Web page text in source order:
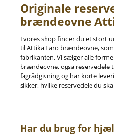
Originale
brændeovne
I vores shop finder du et stort
til Attika Faro brændeovne,
fabrikanten. Vi sælger alle
brændeovne, også reservedele
fagrådgivning og har korte
sikker, hvilke reservedele du
Har du brug for